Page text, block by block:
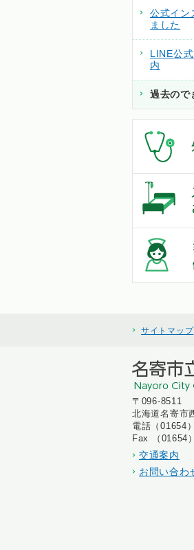
公式イン
ました
LINE公
内
過去ので
サイトマップ
〒096-8511
北海道名寄市
電話（01654
Fax （01654
交通案内
お問い合わ